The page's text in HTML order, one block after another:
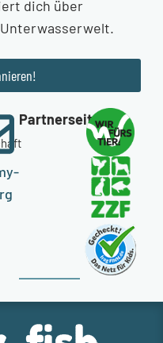
dich über
Partnerseiten